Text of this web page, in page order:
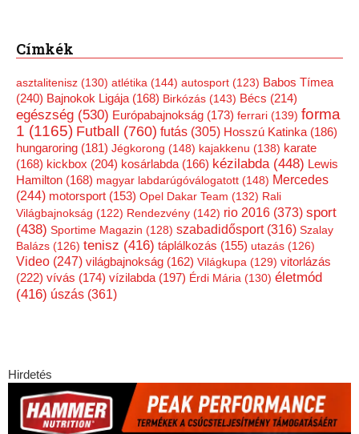
Címkék
asztalitenisz (130) atlétika (144) autosport (123) Babos Tímea
(240) Bajnokok Ligája(168) Birkózás (143) Bécs (214)
egészség (530) Európabajnokság (173) ferrari (139) forma
1 (1165) Futball (760) futás (305) Hosszú Katinka(186)
hungaroring (181) Jégkorong (148) kajakkenu (138) karate
(168) kickbox (204) kosárlabda(166) kézilabda(448) Lewis
Hamilton (168) magyar labdarúgóválogatott (148) Mercedes
(244) motorsport (153) Opel Dakar Team (132) Rali
Világbajnokság (122) Rendezvény (142) rio 2016 (373) sport
(438) Sportime Magazin (128) szabadidősport(316) Szalay
Balázs (126) tenisz (416) táplálkozás (155) utazás (126)
Video (247) világbajnokság (162) Világkupa (129) vitorlázás
(222) vívás (174) vízilabda (197) Érdi Mária (130) életmód
(416) úszás (361)
Hirdetés